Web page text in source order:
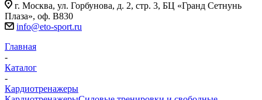
г. Москва, ул. Горбунова, д. 2, стр. 3, БЦ «Гранд Сетнунь
Плаза», оф. В830
info@eto-sport.ru
Главная
-
Каталог
-
Кардиотренажеры